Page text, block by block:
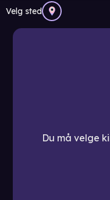
Velg sted
Du må velge